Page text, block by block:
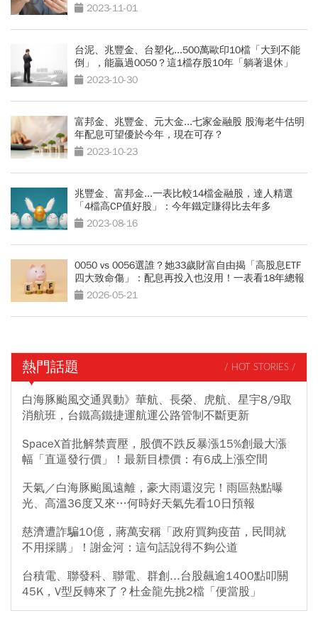
2023-11-01
台泥、兆豐金、台塑化...500萬歐印10檔「大到不能
倒」，能贏過0050？這1檔存股10年「躺著退休」
2023-10-30
富邦金、兆豐金、元大金...七家金融股 股海老牛估明
年配息可望優於今年，現在可存？
2023-10-23
兆豐金、富邦金...一表比較14檔金融股，達人精選
「4檔高CP值好股」：今年鐵定賺得比去年多
2023-08-16
0050 vs 0056選誰？她33歲財富自由揭「高股息ETF
四大致命傷」：配息再投入也沒用！一表看18年總報
酬差多少？
2026-05-21
熱門話題 / HOT STORIES /
白海豚颱風交通異動》華航、長榮、虎航、星宇8/9取
消航班，台鐵高鐵捷運航運公路管制不斷更新
SpaceX首批解禁賣壓，股價不跌反暴漲15%創最大漲
幅「直逼發行價」！最新目標價：有6成上漲空間
天氣／白海豚颱風遠離，豪大雨還沒完！雨區熱點曝
光、高溫36度又來…何時好天氣先看10日預報
慈濟遭詐騙10億，蔣萬安稱「政府買夠疫苗，民間就
不用採購」！謝金河：這句話說得不夠公道
台積電、聯發科、聯電、群創...台股飆逾1400點叩關
45K，V型反轉來了？杜金龍先挑2檔「便當股」